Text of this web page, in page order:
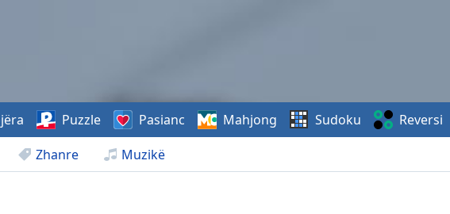
Zhanre Muzikë
Puzzle Pasianc Mahjong Sudoku Reversi